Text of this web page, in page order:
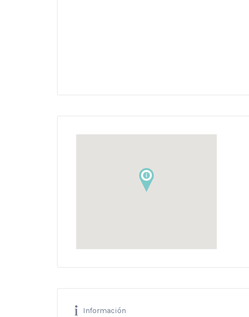
Información